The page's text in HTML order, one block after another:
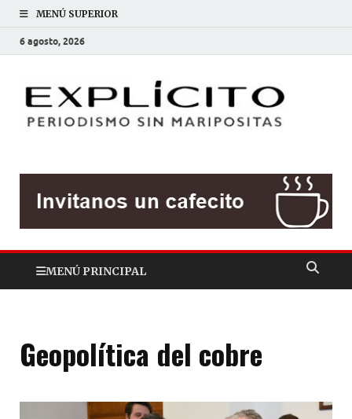
MENÚ SUPERIOR
6 agosto, 2026
MENÚ PRINCIPAL
Geopolítica del cobre